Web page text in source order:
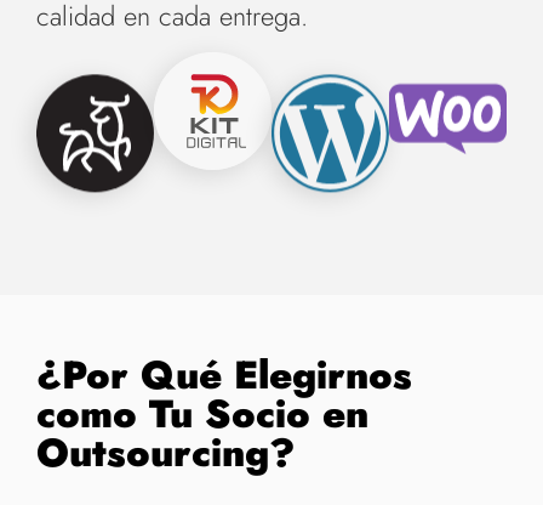
calidad en cada entrega.
¿Por Qué Elegirnos
como Tu Socio en
Outsourcing?